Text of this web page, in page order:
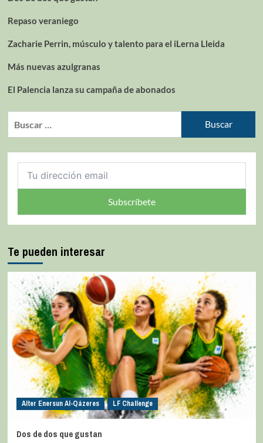
Repaso veraniego
Zacharie Perrin, músculo y talento para el iLerna Lleida
Más nuevas azulgranas
El Palencia lanza su campaña de abonados
Subscríbete
Te pueden interesar
Alter Enersun Al-Qázeres LF Challenge
Dos de dos que gustan